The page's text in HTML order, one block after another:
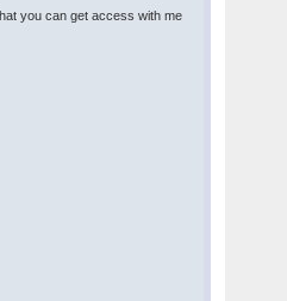
you can get access with me